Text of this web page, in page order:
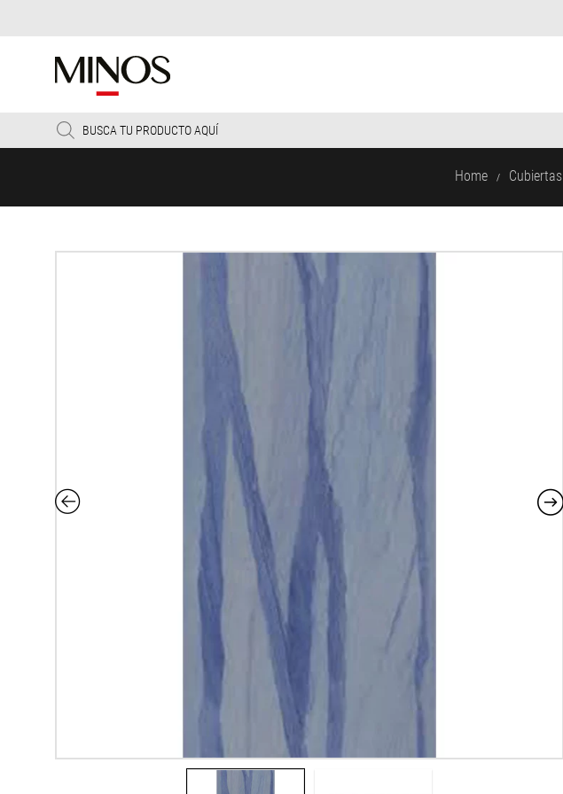
Products
search
Home / Cubiertas